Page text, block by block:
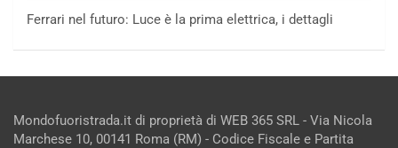
Ferrari nel futuro: Luce è la prima elettrica, i dettagli
Mondofuoristrada.it di proprietà di WEB 365 SRL - Via Nicola
Marchese 10, 00141 Roma (RM) - Codice Fiscale e Partita